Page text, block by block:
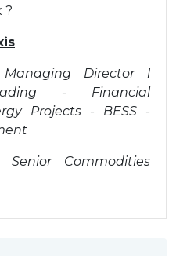
?
Managing Director l
- Financial
Projects - BESS -
Senior Commodities